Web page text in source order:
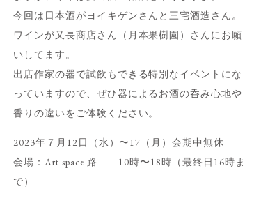
今回は日本酒がヨイキゲンさんと三宅酒造さん。
ワインが又長商店さん（月本果樹園）さんにお願
いしてます。
出店作家の器で試飲もできる特別なイベントにな
っていますので、ぜひ器によるお酒の呑み心地や
香りの違いをご体験ください。
2023年７月12日（水）〜17（月）会期中無休
会場：Art space 路ゞ 10時〜18時（最終日16時ま
で）